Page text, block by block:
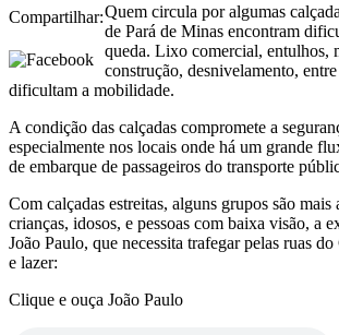
Compartilhar:Quem circula por algumas
de Pará de Minas encontram
queda. Lixo comercial, entulhos,
construção, desnivelamento,
dificultam a mobilidade.
A condição das calçadas compromete a
especialmente nos locais onde há um grande
de embarque de passageiros do transporte
Com calçadas estreitas, alguns grupos são mais
crianças, idosos, e pessoas com baixa visão, a
João Paulo, que necessita trafegar pelas ruas
e lazer:
Clique e ouça João Paulo